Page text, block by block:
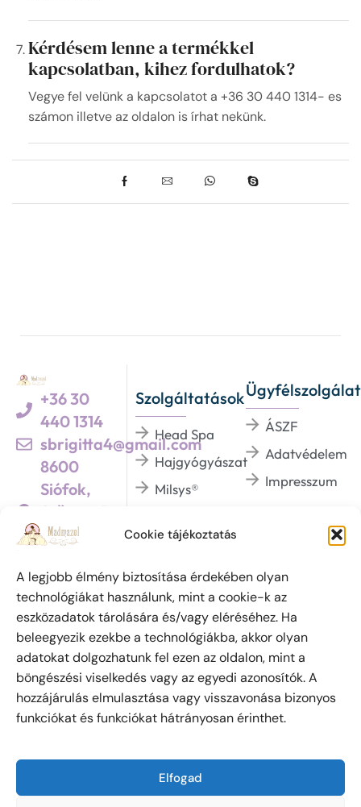
Cookie tájékoztatás
A legjobb élmény biztosítása érdekében olyan
technológiákat használunk, mint a cookie-k az
eszközadatok tárolására és/vagy eléréséhez. Ha
beleegyezik ezekbe a technológiákba, akkor olyan
adatokat dolgozhatunk fel ezen az oldalon, mint a
böngészési viselkedés vagy az egyedi azonosítók. A
hozzájárulás elmulasztása vagy visszavonása bizonyos
funkciókat és funkciókat hátrányosan érinthet.
Elfogad
Kérdésem lenne a termékkel
kapcsolatban, kihez fordulhatok?
Vegye fel velünk a kapcsolatot a +36 30 440 1314- es
számon illetve az oldalon is írhat nekünk.
+36 30
440 1314
sbrigitta4@gmail.com
8600
Siófok,
Szűcs u. 5.
/Üzletek háza 1.
emeletén/
Szolgáltatások
Head Spa
Hajgyógyászat
Milsys®
BHSYS®
Ügyfélszolgálat
ÁSZF
Adatvédelem
Impresszum
Szabadalmi védjegy oltalom alatt áll. (azonosító
szám: 223 798) Az oldalon megjelent írásokat és
fényképeket a szerzői jogról szóló 1999. évi LXXVI.
törvény értelmében Csanádyné Soós Brigitta
személyes engedélye nélkül máshol közzétenni tilos.
sorát tüntetik fel, majd a folytatásért az oldalra
kattintva jut el az olvasó!